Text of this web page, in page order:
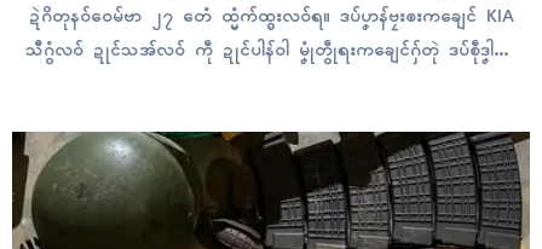
ဍဲဂိတုနဝ်ဝေမ်ဗာ ၂၇ တေံ ထ္မံက်ထ္ၜးလဝ်ရ။ ဒပ်ပၞာန်ဗၠးၜးကချေၚ် KIA
သီဂွံလဝ် ဍုၚ်သအ်လဝ် ကဵု ဍုၚ်ပါန်ဝါ မၞုံတွဵုရးကချေၚ်ဂှ်တုဲ ဒပ်စဵုဒၞါညး